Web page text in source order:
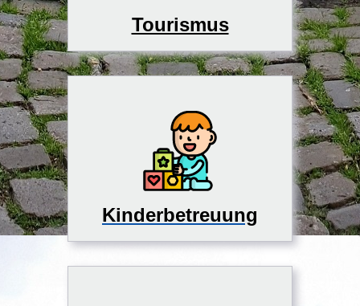
Tourismus
Kinderbetreuung